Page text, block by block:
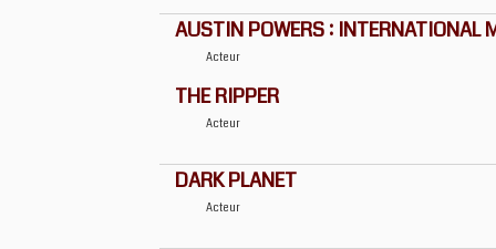
AUSTIN POWERS : INTERNATIONAL
Acteur
THE RIPPER
Acteur
DARK PLANET
Acteur